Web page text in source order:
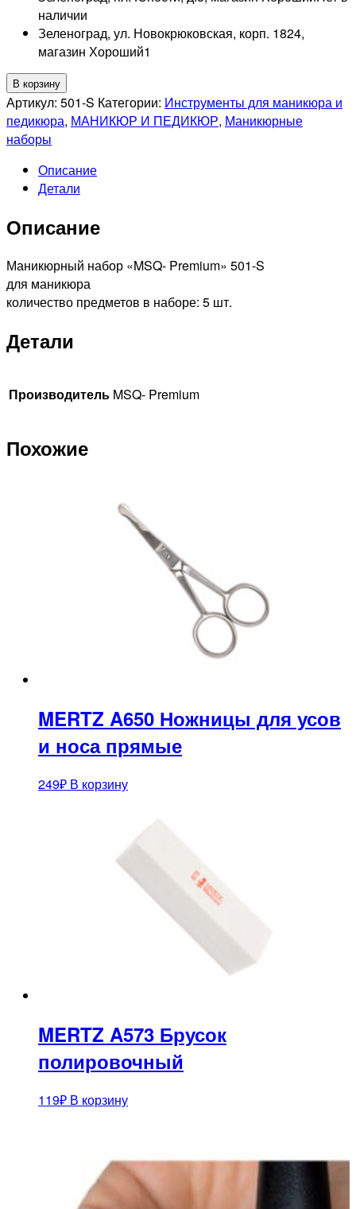
наличии
Зеленоград, ул. Новокрюковская, корп. 1824,
магазин Хороший1
Количество
товара
MSQ-
Premium
набор
501-
В корзину
Артикул: 501-S Категории: Инструменты для маникюра и
педикюра, МАНИКЮР И ПЕДИКЮР, Маникюрные
наборы
Описание
Детали
Описание
Маникюрный набор «MSQ- Premium» 501-S
для маникюра
количество предметов в наборе: 5 шт.
Детали
Производитель MSQ- Premium
Похожие
MERTZ A650 Ножницы для усов
и носа прямые
249₽ В корзину
MERTZ A573 Брусок
полировочный
119₽ В корзину